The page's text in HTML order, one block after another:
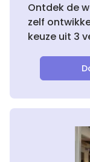
Ontdek de
zelf
keuze uit 3